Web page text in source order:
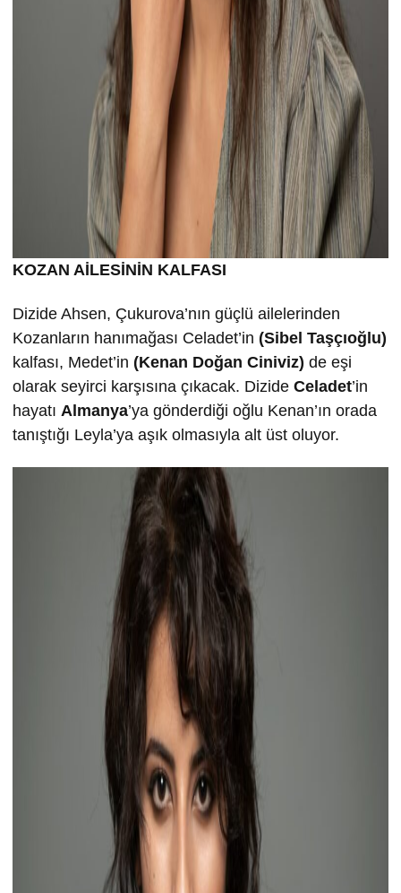
KOZAN AİLESİNİN KALFASI
Dizide Ahsen, Çukurova’nın güçlü ailelerinden
Kozanların hanımağası Celadet’in (Sibel Taşçıoğlu)
kalfası, Medet’in (Kenan Doğan Ciniviz) de eşi
olarak seyirci karşısına çıkacak. Dizide Celadet’in
hayatı Almanya’ya gönderdiği oğlu Kenan’ın orada
tanıştığı Leyla’ya aşık olmasıyla alt üst oluyor.